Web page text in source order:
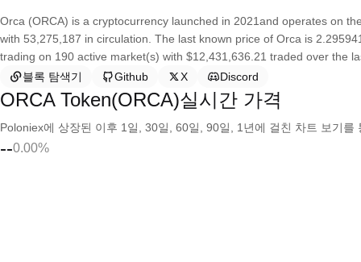
Orca (ORCA) is a cryptocurrency launched in 2021and operates on
with 53,275,187 in circulation. The last known price of Orca is
trading on 190 active market(s) with $12,431,636.21 traded over the
블록 탐색기
Github X Discord
ORCA Token(ORCA)실시간 가격
Poloniex에 상장된 이후 1일, 30일, 60일, 90일, 1년에 걸친 차트 보기
--0.00%